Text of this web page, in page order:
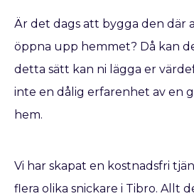
Är det dags att bygga den där
öppna upp hemmet? Då kan
detta sätt kan ni lägga er
inte en dålig erfarenhet av en
hem.
Vi har skapat en kostnadsfri
flera olika snickare i Tibro. Allt